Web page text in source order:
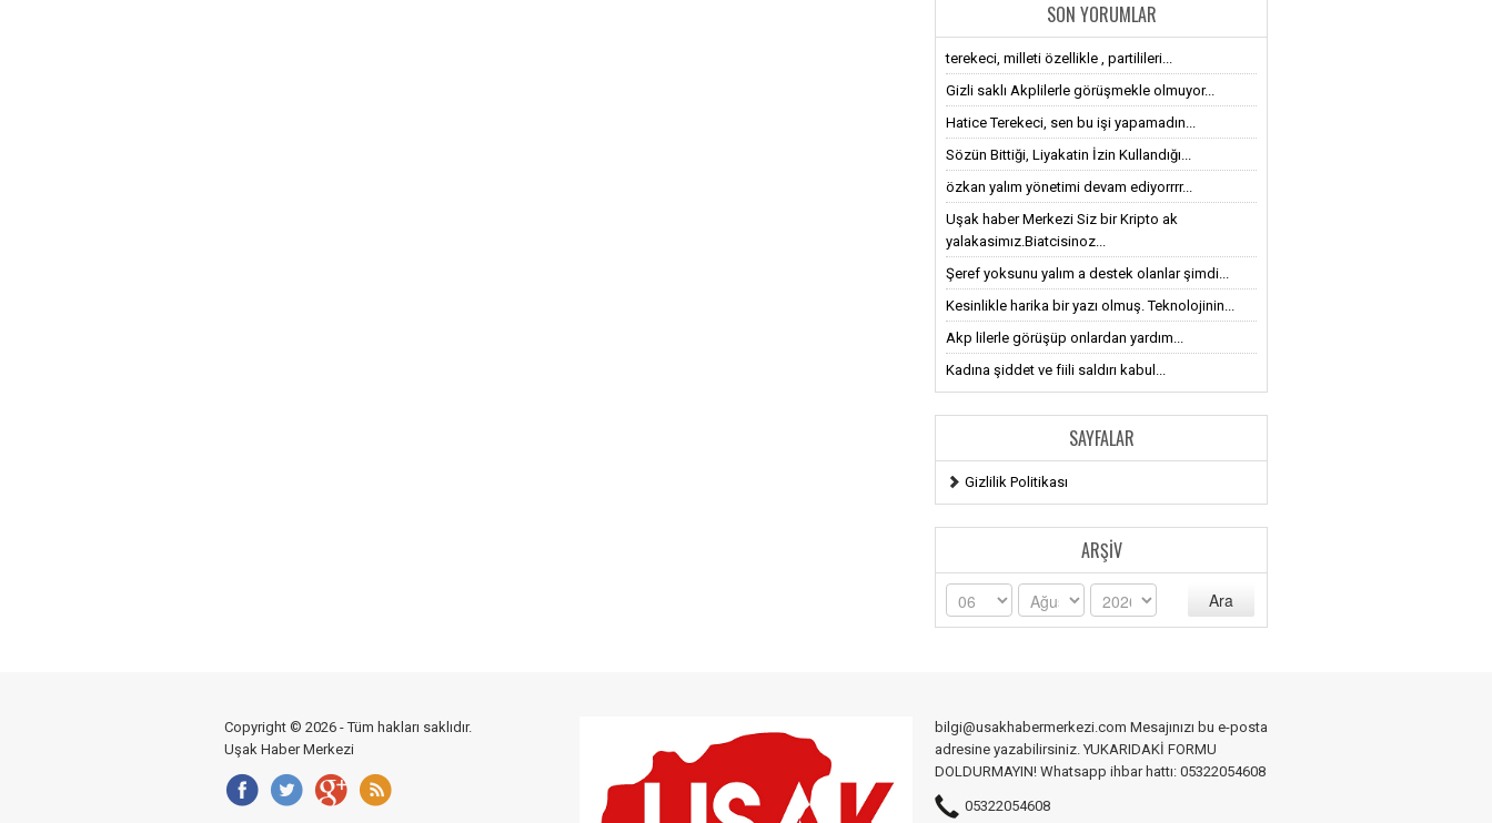
SON YORUMLAR
terekeci, milleti özellikle , partilileri...
Gizli saklı Akplilerle görüşmekle olmuyor...
Hatice Terekeci, sen bu işi yapamadın...
Sözün Bittiği, Liyakatin İzin Kullandığı...
özkan yalım yönetimi devam ediyorrrr...
Uşak haber Merkezi Siz bir Kripto ak
yalakasimız.Biatcisinoz...
Şeref yoksunu yalım a destek olanlar şimdi...
Kesinlikle harika bir yazı olmuş. Teknolojinin...
Akp lilerle görüşüp onlardan yardım...
Kadına şiddet ve fiili saldırı kabul...
SAYFALAR
Gizlilik Politikası
ARŞIV
Ara
Copyright © 2026 - Tüm hakları saklıdır.
Uşak Haber Merkezi
bilgi@usakhabermerkezi.com Mesajınızı bu e-posta
adresine yazabilirsiniz. YUKARIDAKİ FORMU
DOLDURMAYIN! Whatsapp ihbar hattı: 05322054608
05322054608